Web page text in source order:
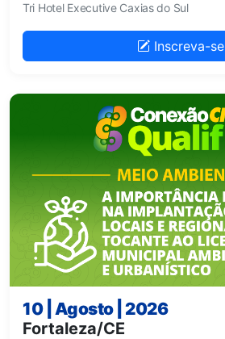
Tri Hotel Executive Caxias do Sul
Inscreva-se
10 | Agosto | 2026
Fortaleza/CE